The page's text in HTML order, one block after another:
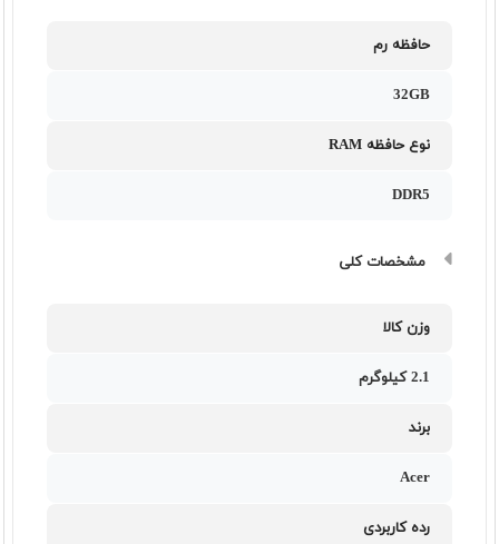
حافظه رم
32GB
نوع حافظه RAM
DDR5
مشخصات کلی
وزن کالا
2.1 کیلوگرم
برند
Acer
رده کاربردی